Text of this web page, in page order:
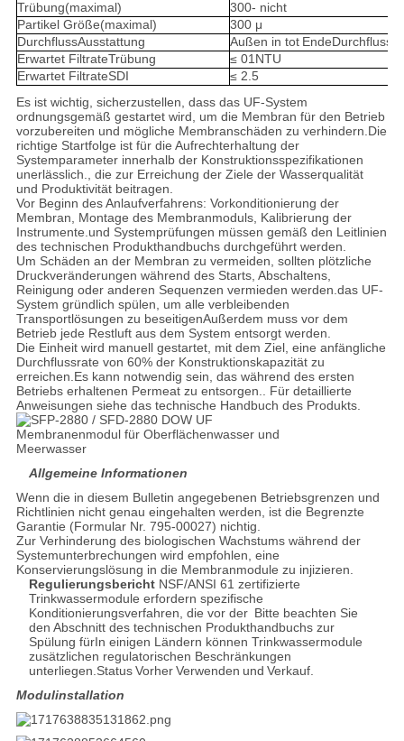
Trübung(maximal) 300- nicht
Partikel Größe(maximal) 300 μ
DurchflussAusstattung Außen in tot Ende Durchfluss
Erwartet FiltrateTrübung ≤ 01 NTU
Erwartet FiltrateSDI ≤ 2.5
Es ist wichtig, sicherzustellen, dass das UF-System
ordnungsgemäß gestartet wird, um die Membran für den Betrieb
vorzubereiten und mögliche Membranschäden zu verhindern.Die
richtige Startfolge ist für die Aufrechterhaltung der
Systemparameter innerhalb der Konstruktionsspezifikationen
unerlässlich., die zur Erreichung der Ziele der Wasserqualität
und Produktivität beitragen.
Vor Beginn des Anlaufverfahrens: Vorkonditionierung der
Membran, Montage des Membranmoduls, Kalibrierung der
Instrumente.und Systemprüfungen müssen gemäß den Leitlinien
des technischen Produkthandbuchs durchgeführt werden.
Um Schäden an der Membran zu vermeiden, sollten plötzliche
Druckveränderungen während des Starts, Abschaltens,
Reinigung oder anderen Sequenzen vermieden werden.das UF-
System gründlich spülen, um alle verbleibenden
Transportlösungen zu beseitigenAußerdem muss vor dem
Betrieb jede Restluft aus dem System entsorgt werden.
Die Einheit wird manuell gestartet, mit dem Ziel, eine anfängliche
Durchflussrate von 60% der Konstruktionskapazität zu
erreichen.Es kann notwendig sein, das während des ersten
Betriebs erhaltenen Permeat zu entsorgen.. Für detaillierte
Anweisungen siehe das technische Handbuch des Produkts.
Allgemeine Informationen
Wenn die in diesem Bulletin angegebenen Betriebsgrenzen und
Richtlinien nicht genau eingehalten werden, ist die Begrenzte
Garantie (Formular Nr. 795-00027) nichtig.
Zur Verhinderung des biologischen Wachstums während der
Systemunterbrechungen wird empfohlen, eine
Konservierungslösung in die Membranmodule zu injizieren.
Regulierungsbericht NSF/ANSI 61 zertifizierte
Trinkwassermodule erfordern spezifische
Konditionierungsverfahren, die vor der Bitte beachten Sie
den Abschnitt des technischen Produkthandbuchs zur
Spülung fürIn einigen Ländern können Trinkwassermodule
zusätzlichen regulatorischen Beschränkungen
unterliegen.StatusVorherVerwenden und Verkauf.
Modulinstallation